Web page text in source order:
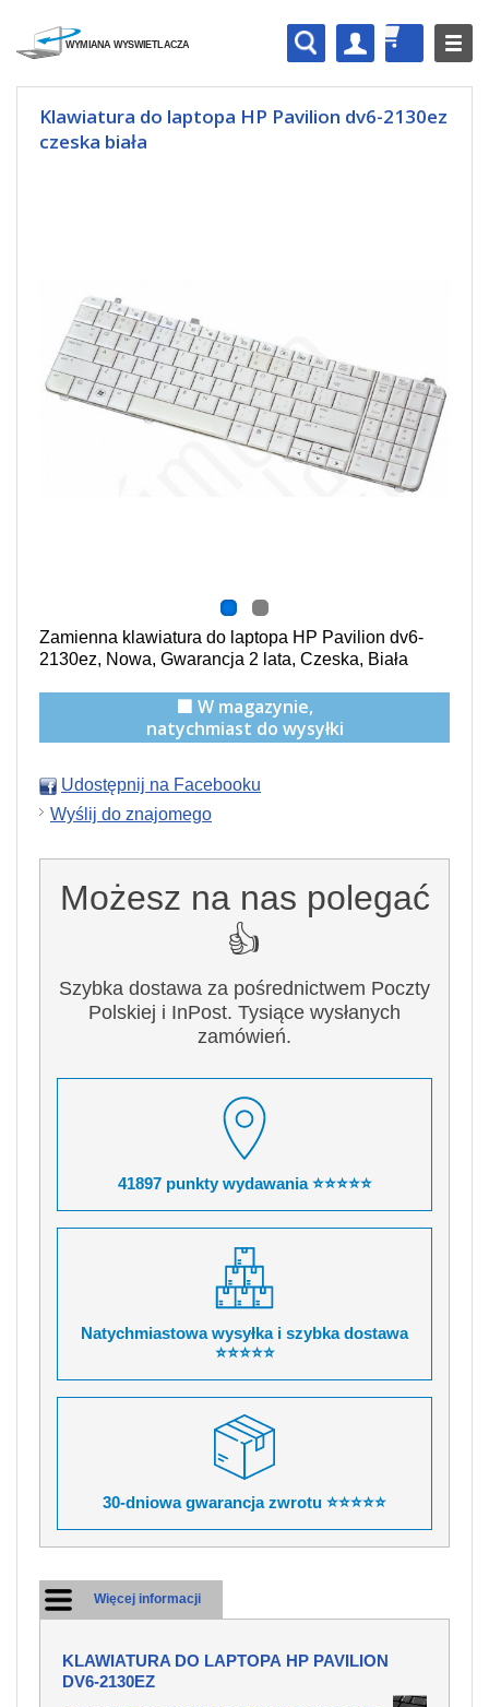
Klawiatura do laptopa HP Pavilion dv6-2130ez
czeska biała
Zamienna klawiatura do laptopa HP Pavilion dv6-
2130ez, Nowa, Gwarancja 2 lata, Czeska, Biała
🟩 W magazynie,
natychmiast do wysyłki
Udostępnij na Facebooku
Wyślij do znajomego
Możesz na nas polegać
👍
Szybka dostawa za pośrednictwem Poczty
Polskiej i InPost. Tysiące wysłanych
zamówień.
41897 punkty wydawania ⭐⭐⭐⭐⭐
Natychmiastowa wysyłka i szybka dostawa
⭐⭐⭐⭐⭐
30-dniowa gwarancja zwrotu ⭐⭐⭐⭐⭐
Więcej informacji
KLAWIATURA DO LAPTOPA HP PAVILION
DV6-2130EZ